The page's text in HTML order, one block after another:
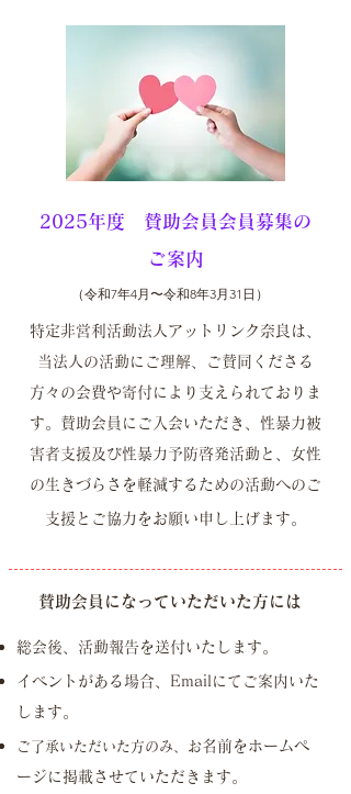
2025年度 賛助会員会員募集の
ご案内
​（令和7年4月〜令和8年3月31日）
​特定非営利活動法人アットリンク奈良は、
当法人の活動にご理解、ご賛同くださる
方々の会費や寄付により支えられておりま
す。賛助会員にご入会いただき、性暴力被
害者支援及び性暴力予防啓発活動と、女性
の生きづらさを軽減するための活動へのご
支援とご協力をお願い申し上げます。
​賛助会員になっていただいた方には
総会後、活動報告を送付いたします。
イベントがある場合、Emailにてご案内いた
します。
ご了承いただいた方のみ、お名前をホームペ
ージに掲載させていただきます。